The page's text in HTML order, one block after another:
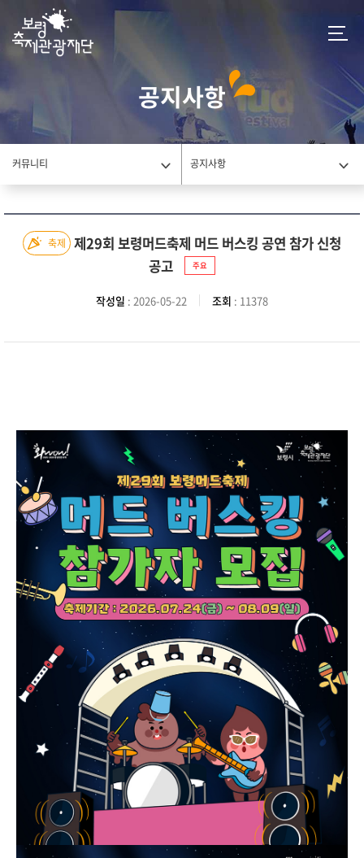
공지사항
커뮤니티 공지사항
축제
제29회 보령머드축제 머드 버스킹 공연 참가 신청
공고
주요
작성일 : 2026-05-22 조회 : 11378